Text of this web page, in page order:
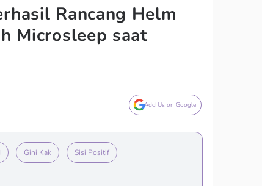
Rancang Helm
Microsleep saat
Add Us on Google
Gini Kak Sisi Positif